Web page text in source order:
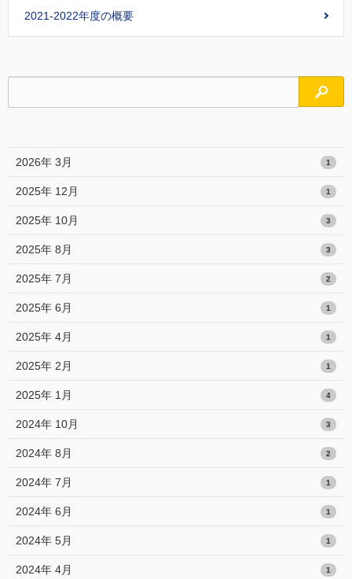
2021-2022年度の概要
検索
2026年 3月 1
2025年 12月 1
2025年 10月 3
2025年 8月 3
2025年 7月 2
2025年 6月 1
2025年 4月 1
2025年 2月 1
2025年 1月 4
2024年 10月 3
2024年 8月 2
2024年 7月 1
2024年 6月 1
2024年 5月 1
2024年 4月 1